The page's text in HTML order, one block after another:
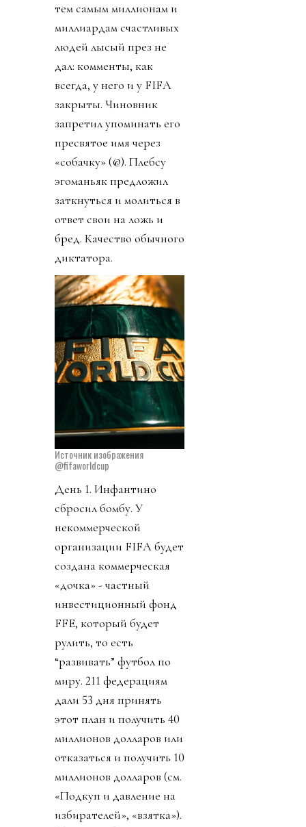
тем самым миллионам и
миллиардам счастливых
людей лысый през не
дал: комменты, как
всегда, у него и у FIFA
закрыты. Чиновник
запретил упоминать его
пресвятое имя через
«собачку» (@). Плебсу
эгоманьяк предложил
заткнуться и молиться в
ответ свои на ложь и
бред. Качество обычного
диктатора.
Источник изображения
@fifaworldcup
День 1. Инфантино
сбросил бомбу. У
некоммерческой
организации FIFA будет
создана коммерческая
«дочка» - частный
инвестиционный фонд
FFE, который будет
рулить, то есть
“развивать” футбол по
миру. 211 федерациям
дали 53 дня принять
этот план и получить 40
миллионов долларов или
отказаться и получить 10
миллионов долларов (см.
«Подкуп и давление на
избирателей», «взятка»).